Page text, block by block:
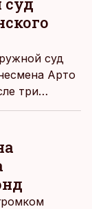
суд
Арто
три